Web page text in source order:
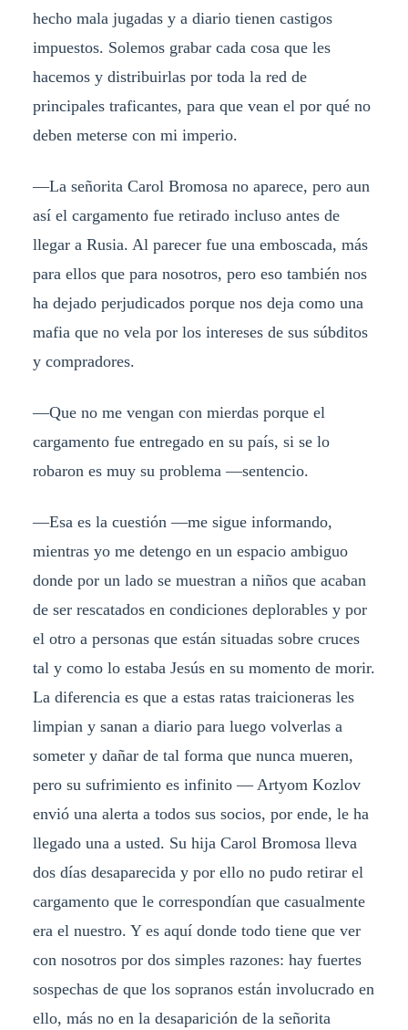
hecho mala jugadas y a diario tienen castigos
impuestos. Solemos grabar cada cosa que les
hacemos y distribuirlas por toda la red de
principales traficantes, para que vean el por qué no
deben meterse con mi imperio.
—La señorita Carol Bromosa no aparece, pero aun
así el cargamento fue retirado incluso antes de
llegar a Rusia. Al parecer fue una emboscada, más
para ellos que para nosotros, pero eso también nos
ha dejado perjudicados porque nos deja como una
mafia que no vela por los intereses de sus súbditos
y compradores.
—Que no me vengan con mierdas porque el
cargamento fue entregado en su país, si se lo
robaron es muy su problema —sentencio.
—Esa es la cuestión —me sigue informando,
mientras yo me detengo en un espacio ambiguo
donde por un lado se muestran a niños que acaban
de ser rescatados en condiciones deplorables y por
el otro a personas que están situadas sobre cruces
tal y como lo estaba Jesús en su momento de morir.
La diferencia es que a estas ratas traicioneras les
limpian y sanan a diario para luego volverlas a
someter y dañar de tal forma que nunca mueren,
pero su sufrimiento es infinito — Artyom Kozlov
envió una alerta a todos sus socios, por ende, le ha
llegado una a usted. Su hija Carol Bromosa lleva
dos días desaparecida y por ello no pudo retirar el
cargamento que le correspondían que casualmente
era el nuestro. Y es aquí donde todo tiene que ver
con nosotros por dos simples razones: hay fuertes
sospechas de que los sopranos están involucrado en
ello, más no en la desaparición de la señorita